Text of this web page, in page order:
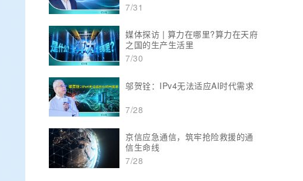
7/31
媒体探访 | 算力在哪里?算力在天府
之国的生产生活里
7/30
邬贺铨：IPv4无法适应AI时代需求
7/28
京信应急通信，筑牢抢险救援的通
信生命线
7/28